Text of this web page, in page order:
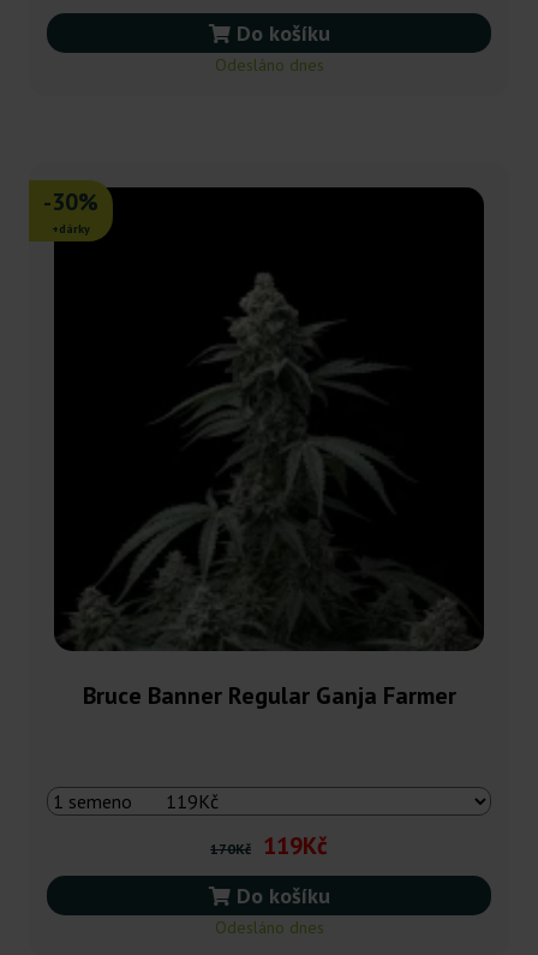
Do košíku
Odesláno dnes
-30%
+dárky
Bruce Banner Regular Ganja Farmer
170Kč 119Kč
Do košíku
Odesláno dnes